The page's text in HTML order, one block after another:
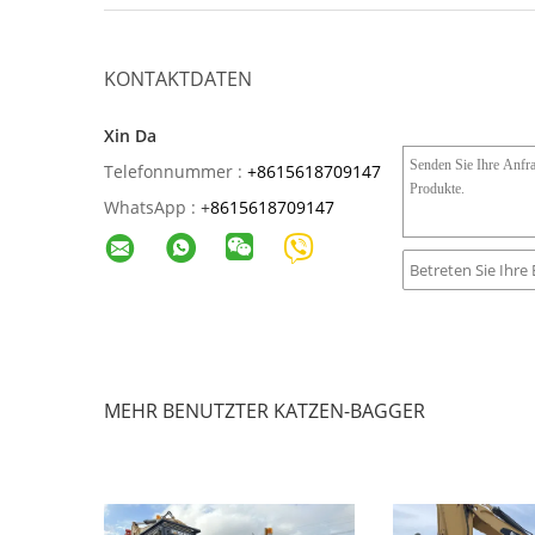
KONTAKTDATEN
Xin Da
Telefonnummer : +8615618709147
WhatsApp : +8615618709147
MEHR BENUTZTER KATZEN-BAGGER